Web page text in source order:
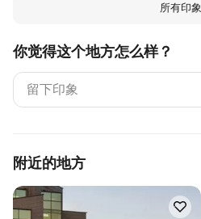
所有印象
你觉得这个地方怎么样？
附近的地方